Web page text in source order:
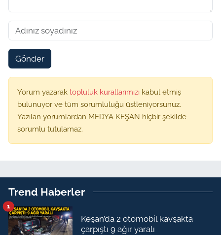
Gönder
Yorum yazarak topluluk kurallarımızı kabul etmiş
bulunuyor ve tüm sorumluluğu üstleniyorsunuz.
Yazılan yorumlardan MEDYA KEŞAN hiçbir şekilde
sorumlu tutulamaz.
Trend Haberler
Keşan’da 2 otomobil kavşakta
çarpıştı 9 ağır yaralı
1